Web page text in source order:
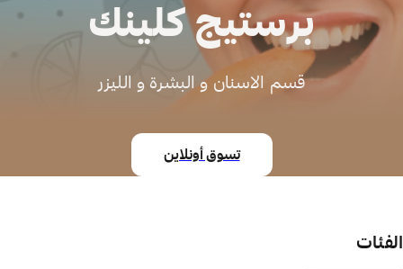
برستيج كلينك
قسم الاسنان و البشرة و الليزر
تسوق أونلاين
الفئات